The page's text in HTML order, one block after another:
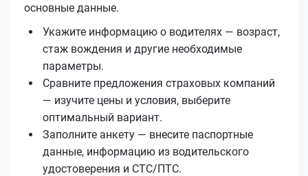
основные данные.
Укажите информацию о водителях — возраст,
стаж вождения и другие необходимые
параметры.
Сравните предложения страховых компаний
— изучите цены и условия, выберите
оптимальный вариант.
Заполните анкету — внесите паспортные
данные, информацию из водительского
удостоверения и СТС/ПТС.